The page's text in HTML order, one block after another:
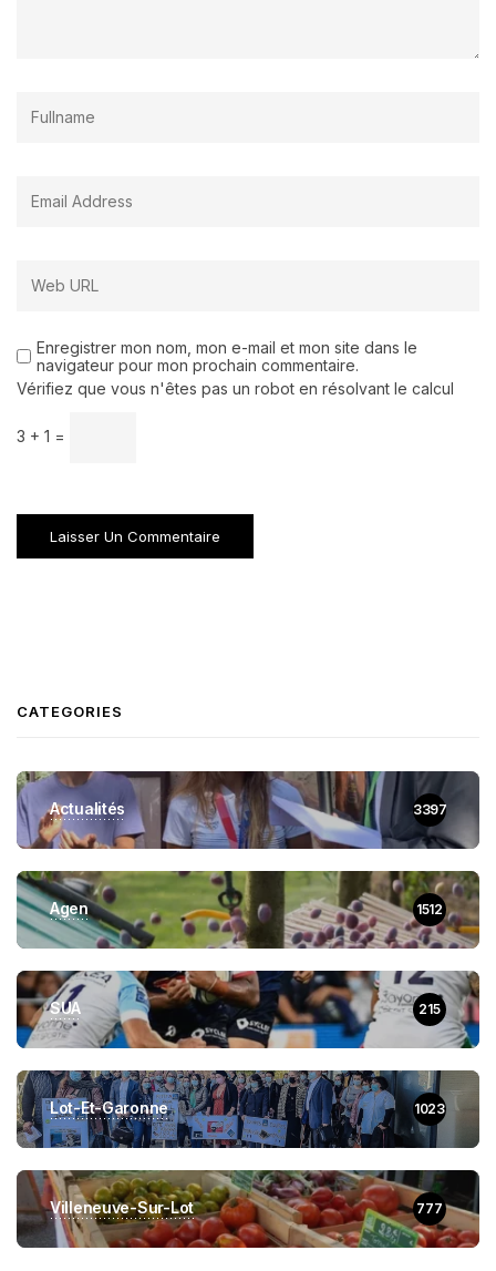
Enregistrer mon nom, mon e-mail et mon site dans le
navigateur pour mon prochain commentaire.
Vérifiez que vous n'êtes pas un robot en résolvant le calcul
3 + 1 =
CATEGORIES
Actualités 3397
Agen 1512
SUA 215
Lot-Et-Garonne 1023
Villeneuve-Sur-Lot 777